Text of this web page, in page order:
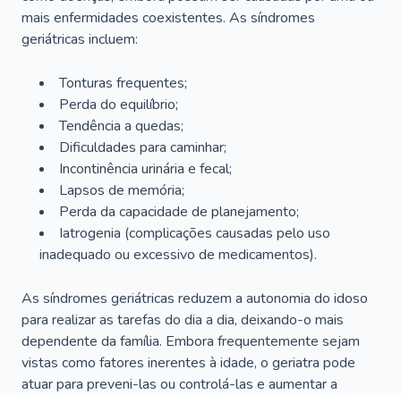
mais enfermidades coexistentes. As síndromes
geriátricas incluem:
Tonturas frequentes;
Perda do equilíbrio;
Tendência a quedas;
Dificuldades para caminhar;
Incontinência urinária e fecal;
Lapsos de memória;
Perda da capacidade de planejamento;
Iatrogenia (complicações causadas pelo uso
inadequado ou excessivo de medicamentos).
As síndromes geriátricas reduzem a autonomia do idoso
para realizar as tarefas do dia a dia, deixando-o mais
dependente da família. Embora frequentemente sejam
vistas como fatores inerentes à idade, o geriatra pode
atuar para preveni-las ou controlá-las e aumentar a